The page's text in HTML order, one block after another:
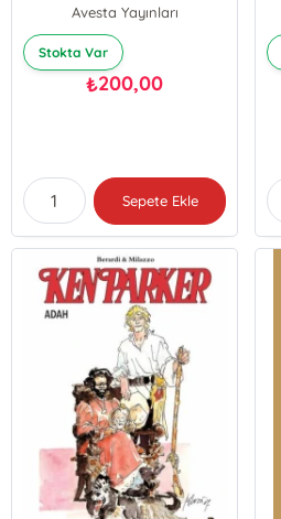
Avesta Yayınları
Stokta Var
₺200,00
Sepete Ekle